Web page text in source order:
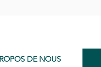
DE NOUS